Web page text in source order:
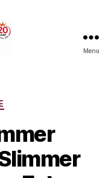
Menu